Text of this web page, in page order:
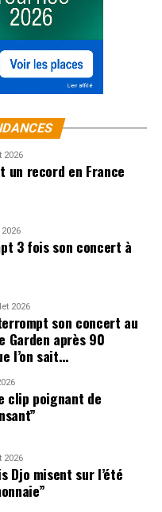
2026
un record en France
3 fois son concert à
2026
son concert au
Garden après 90
l’on sait…
clip poignant de
2026
Djo misent sur l’été